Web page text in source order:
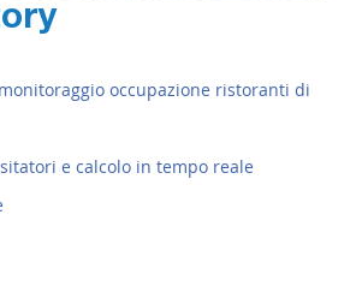
occupazione ristoranti di
e calcolo in tempo reale